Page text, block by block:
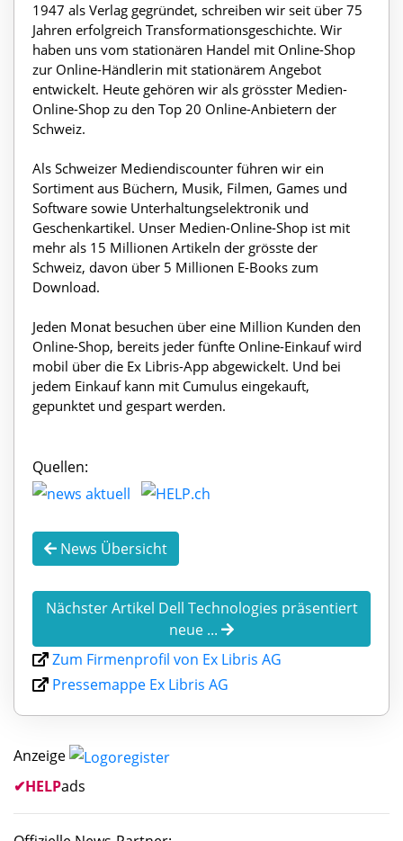
1947 als Verlag gegründet, schreiben wir seit über 75
Jahren erfolgreich Transformationsgeschichte. Wir
haben uns vom stationären Handel mit Online-Shop
zur Online-Händlerin mit stationärem Angebot
entwickelt. Heute gehören wir als grösster Medien-
Online-Shop zu den Top 20 Online-Anbietern der
Schweiz.
Als Schweizer Mediendiscounter führen wir ein
Sortiment aus Büchern, Musik, Filmen, Games und
Software sowie Unterhaltungselektronik und
Geschenkartikel. Unser Medien-Online-Shop ist mit
mehr als 15 Millionen Artikeln der grösste der
Schweiz, davon über 5 Millionen E-Books zum
Download.
Jeden Monat besuchen über eine Million Kunden den
Online-Shop, bereits jeder fünfte Online-Einkauf wird
mobil über die Ex Libris-App abgewickelt. Und bei
jedem Einkauf kann mit Cumulus eingekauft,
gepunktet und gespart werden.
Quellen:
News Übersicht
Nächster Artikel Dell Technologies präsentiert
neue ...
Zum Firmenprofil von Ex Libris AG
Pressemappe Ex Libris AG
Anzeige
✔HELPads